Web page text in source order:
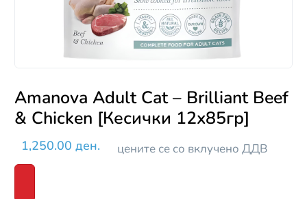
Amanova Adult Cat – Brilliant Beef
& Chicken [Кесички 12x85гр]
1,250.00 ден. цените се со вклучено ДДВ